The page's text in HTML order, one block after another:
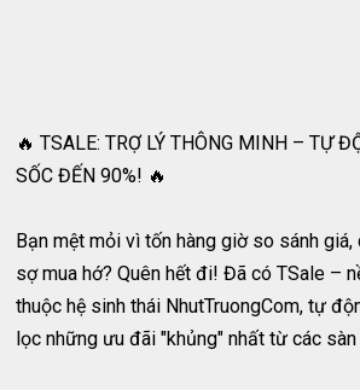
🔥 TSALE: TRỢ LÝ THÔNG MINH – TỰ
SỐC ĐẾN 90%! 🔥
Bạn mệt mỏi vì tốn hàng giờ so sánh
sợ mua hớ? Quên hết đi! Đã có TSale –
thuộc hệ sinh thái NhutTruongCom, tự
lọc những ưu đãi "khủng" nhất từ các